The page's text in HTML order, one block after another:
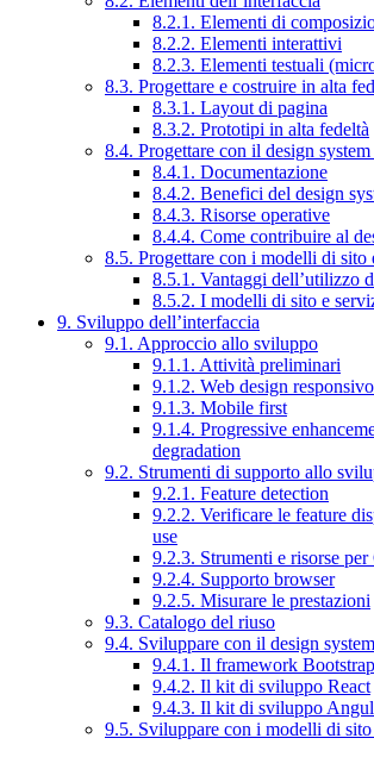
8.2.1. Elementi di
8.2.2. Elementi interattivi
8.2.3. Elementi testuali
8.3. Progettare e costruire in alta
8.3.1. Layout di pagina
8.3.2. Prototipi in alta fedeltà
8.4. Progettare con il design
8.4.1. Documentazione
8.4.2. Benefici del design
8.4.3. Risorse operative
8.4.4. Come contribuire al
8.5. Progettare con i modelli di sito
8.5.1. Vantaggi dell’utilizzo
8.5.2. I modelli di sito e
9. Sviluppo dell’interfaccia
9.1. Approccio allo sviluppo
9.1.1. Attività preliminari
9.1.2. Web design
9.1.3. Mobile first
9.1.4. Progressive
degradation
9.2. Strumenti di supporto allo
9.2.1. Feature detection
9.2.2. Verificare le feature
use
9.2.3. Strumenti e risorse per
9.2.4. Supporto browser
9.2.5. Misurare le prestazioni
9.3. Catalogo del riuso
9.4. Sviluppare con il design
9.4.1. Il framework
9.4.2. Il kit di sviluppo React
9.4.3. Il kit di sviluppo
9.5. Sviluppare con i modelli di sito